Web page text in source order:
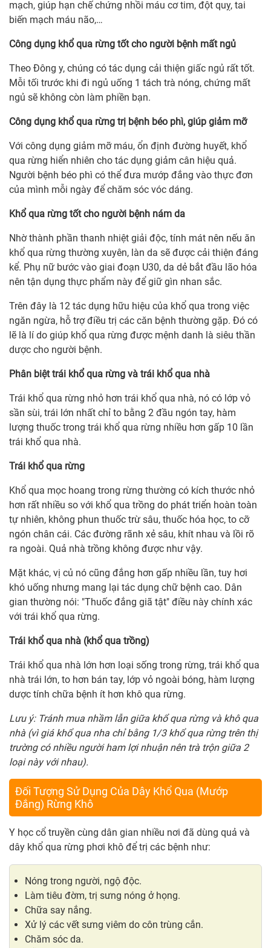
mạch, giúp hạn chế chứng nhồi máu cơ tim, đột quỵ, tai
biến mạch máu não,…
Công dụng khổ qua rừng tốt cho người bệnh mất ngủ
Theo Đông y, chúng có tác dụng cải thiện giấc ngủ rất tốt.
Mỗi tối trước khi đi ngủ uống 1 tách trà nóng, chứng mất
ngủ sẽ không còn làm phiền bạn.
Công dụng khổ qua rừng trị bệnh béo phì, giúp giảm mỡ
Với công dụng giảm mỡ máu, ổn định đường huyết, khổ
qua rừng hiển nhiên cho tác dụng giảm cân hiệu quả.
Người bệnh béo phì có thể đưa mướp đắng vào thực đơn
của mình mỗi ngày để chăm sóc vóc dáng.
Khổ qua rừng tốt cho người bệnh nám da
Nhờ thành phần thanh nhiệt giải độc, tính mát nên nếu ăn
khổ qua rừng thường xuyên, làn da sẽ được cải thiện đáng
kể. Phụ nữ bước vào giai đoạn U30, da dẻ bắt đầu lão hóa
nên tận dụng thực phẩm này để giữ gìn nhan sắc.
Trên đây là 12 tác dụng hữu hiệu của khổ qua trong việc
ngăn ngừa, hỗ trợ điều trị các căn bệnh thường gặp. Đó có
lẽ là lí do giúp khổ qua rừng được mệnh danh là siêu thần
dược cho người bệnh.
Phân biệt trái khổ qua rừng và trái khổ qua nhà
Trái khổ qua rừng nhỏ hơn trái khổ qua nhà, nó có lớp vỏ
sần sùi, trái lớn nhất chỉ to bằng 2 đầu ngón tay, hàm
lượng thuốc trong trái khổ qua rừng nhiều hơn gấp 10 lần
trái khổ qua nhà.
Trái khổ qua rừng
Khổ qua mọc hoang trong rừng thường có kích thước nhỏ
hơn rất nhiều so với khổ qua trồng do phát triển hoàn toàn
tự nhiên, không phun thuốc trừ sâu, thuốc hóa học, to cỡ
ngón chân cái. Các đường rãnh xẻ sâu, khít nhau và lồi rõ
ra ngoài. Quả nhà trồng không được như vậy.
Mặt khác, vị củ nó cũng đắng hơn gấp nhiều lần, tuy hơi
khó uống nhưng mang lại tác dụng chữ bệnh cao. Dân
gian thường nói: "Thuốc đắng giã tật" điều này chính xác
với trái khổ qua rừng.
Trái khổ qua nhà (khổ qua trồng)
Trái khổ qua nhà lớn hơn loại sống trong rừng, trái khổ qua
nhà trái lớn, to hơn bán tay, lớp vỏ ngoài bóng, hàm lượng
dược tính chữa bệnh ít hơn khô qua rừng.
Lưu ý: Tránh mua nhầm lẫn giữa khổ qua rừng và khô qua
nhà (vì giá khổ qua nha chỉ bằng 1/3 khổ qua rừng trên thị
trường có nhiều người ham lợi nhuận nên trà trộn giữa 2
loại này với nhau).
Đối Tượng Sử Dụng Của Dây Khổ Qua (Mướp
Đắng) Rừng Khô
Y học cổ truyền cùng dân gian nhiều nơi đã dùng quả và
dây khổ qua rừng phơi khô để trị các bệnh như:
Nóng trong người, ngộ độc.
Làm tiêu đờm, trị sưng nóng ở họng.
Chữa say nắng.
Xử lý các vết sưng viêm do côn trùng cắn.
Chăm sóc da.